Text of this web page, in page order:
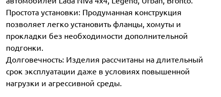
Простота установки: Продуманная конструкция
позволяет легко установить фланцы, хомуты и
прокладки без необходимости дополнительной
подгонки.
Долговечность: Изделия рассчитаны на длительный
срок эксплуатации даже в условиях повышенной
нагрузки и агрессивной среды.